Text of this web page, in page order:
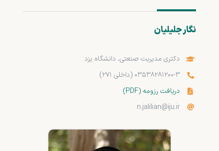
نگار جلیلیان
دکتری مدیریت صنعتی، دانشگاه یزد
۰۳۵۳۸۲۸۱۲۰۰-۳ (داخلی ۲۷۱)
دریافت رزومه (PDF)
n.jalilian@iju.ir